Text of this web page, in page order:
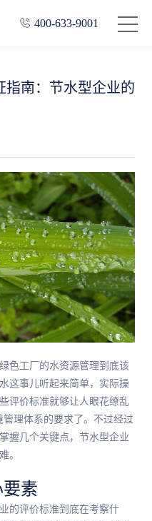
400-633-9001
指南：节水型企业的
色工厂的水资源管理到底该
这事儿听起来简单，实际操
评价标准就够让人眼花缭乱
管理体系的要求了。不过经过
握几个关键点，节水型企业
。
素
的评价标准到底在考察什